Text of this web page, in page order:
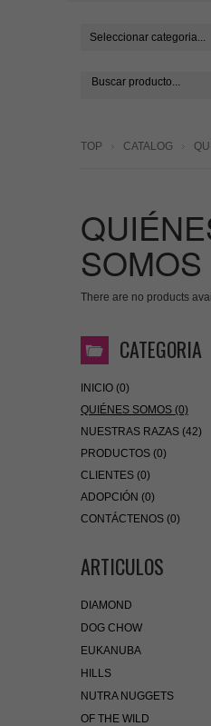
Seleccionar categoria...
TOP CATALOG
SOMOS
There are no products
CATEGORIA
INICIO (0)
QUIÉNES SOMOS (0)
NUESTRAS RAZAS (42)
PRODUCTOS (0)
CLIENTES (0)
ADOPCIÓN (0)
CONTÁCTENOS (0)
ARTICULOS
DIAMOND
DOG CHOW
EUKANUBA
HILLS
NUTRA NUGGETS
OF THE WILD